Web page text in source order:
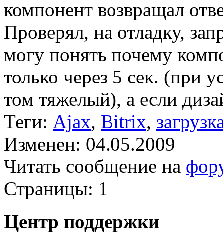
компонент возвращал
Проверял, на отладку,
могу понять почему
только через 5 сек. (при
том тяжелый), а если
Теги: Ajax, Bitrix,
Изменен: 04.05.2009
Читать сообщение на
Страницы: 1
Центр поддержки